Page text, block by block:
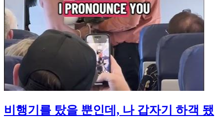
비행기를 탔을 뿐인데, 나 갑자기 하객 됐